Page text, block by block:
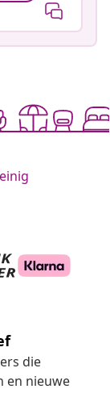
die
en nieuwe